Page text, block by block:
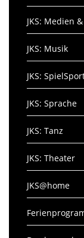
JKS: Medien
JKS: Musik
JKS:
JKS: Sprache
JKS: Tanz
JKS: Theater
JKS@home